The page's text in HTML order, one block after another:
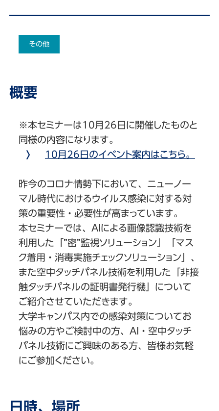
その他
概要
※本セミナーは10月26日に開催したものと
同様の内容になります。
10月26日のイベント案内はこちら。
昨今のコロナ情勢下において、ニューノー
マル時代におけるウイルス感染に対する対
策の重要性・必要性が高まっています。
本セミナーでは、AIによる画像認識技術を
利用した「”密”監視ソリューション」「マス
ク着用・消毒実施チェックソリューション」、
また空中タッチパネル技術を利用した「非接
触タッチパネルの証明書発行機」について
ご紹介させていただきます。
大学キャンパス内での感染対策についてお
悩みの方やご検討中の方、AI・空中タッチ
パネル技術にご興味のある方、皆様お気軽
にご参加ください。
日時、場所